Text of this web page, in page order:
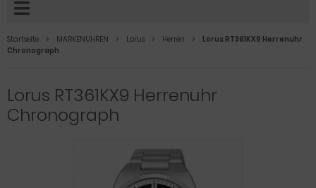
Startseite MARKENUHREN Lorus Herren
Lorus RT361KX9 Herrenuhr
Chronograph
Lorus RT361KX9 Herrenuhr
Chronograph